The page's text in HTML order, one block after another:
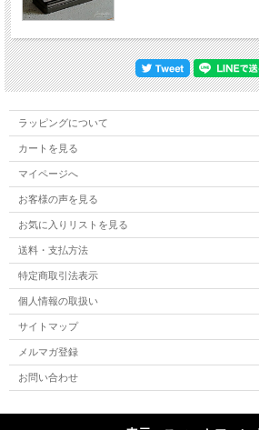
ラッピングについて
カートを見る
マイページへ
お客様の声を見る
お気に入りリストを見る
送料・支払方法
特定商取引法表示
個人情報の取扱い
サイトマップ
メルマガ登録
お問い合わせ